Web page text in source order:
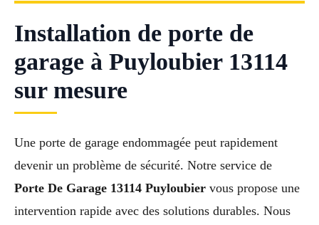
Installation de porte de
garage à Puyloubier 13114
sur mesure
Une porte de garage endommagée peut rapidement
devenir un problème de sécurité. Notre service de
Porte De Garage 13114 Puyloubier vous propose une
intervention rapide avec des solutions durables. Nous